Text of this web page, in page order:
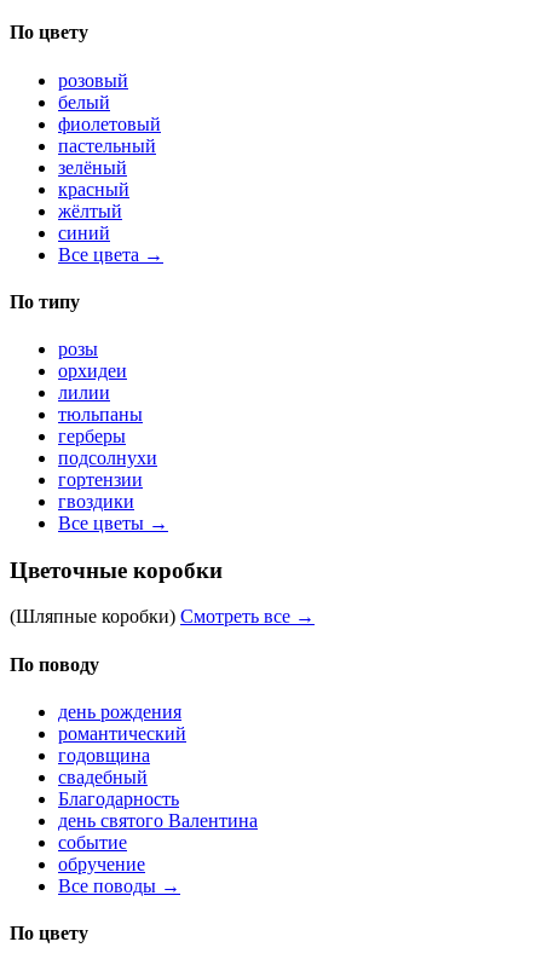
По цвету
розовый
белый
фиолетовый
пастельный
зелёный
красный
жёлтый
синий
Все цвета →
По типу
розы
орхидеи
лилии
тюльпаны
герберы
подсолнухи
гортензии
гвоздики
Все цветы →
Цветочные коробки
(Шляпные коробки) Смотреть все →
По поводу
день рождения
романтический
годовщина
свадебный
Благодарность
день святого Валентина
событие
обручение
Все поводы →
По цвету